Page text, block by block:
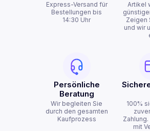
Express-Versand für
Bestellungen bis
14:30 Uhr
Artikel
Zeigen
und wir
Persönliche
Beratung
Wir begleiten Sie
durch den gesamten
Kaufprozess
100%
mit